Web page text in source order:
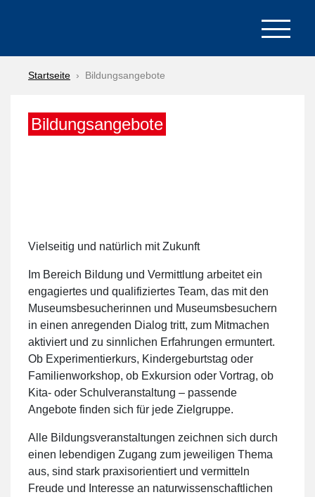
Startseite Bildungsangebote
Bildungsangebote
Vielseitig und natürlich mit Zukunft
Im Bereich Bildung und Vermittlung arbeitet ein
engagiertes und qualifiziertes Team, das mit den
Museumsbesucherinnen und Museumsbesuchern
in einen anregenden Dialog tritt, zum Mitmachen
aktiviert und zu sinnlichen Erfahrungen ermuntert.
Ob Experimentierkurs, Kindergeburtstag oder
Familienworkshop, ob Exkursion oder Vortrag, ob
Kita- oder Schulveranstaltung – passende
Angebote finden sich für jede Zielgruppe.
Alle Bildungsveranstaltungen zeichnen sich durch
einen lebendigen Zugang zum jeweiligen Thema
aus, sind stark praxisorientiert und vermitteln
Freude und Interesse an naturwissenschaftlichen